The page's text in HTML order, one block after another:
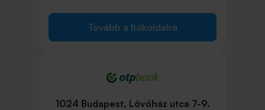
Tovább a fiókoldalra
1024 Budapest, Lövőház utca 7-9.